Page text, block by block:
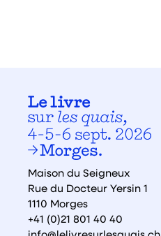
Maison du Seigneux
Rue du Docteur Yersin 1
1110 Morges
+41 (0)21 801 40 40